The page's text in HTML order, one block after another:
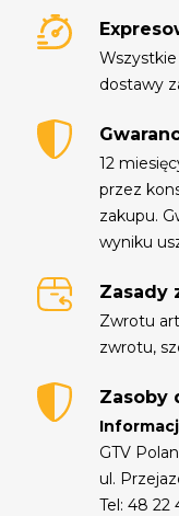
dostawy
12
przez
zakupu.
wyniku
Zasady
Zwrotu
zwrotu,
Zasoby
GTV
ul.
Tel: 48 22